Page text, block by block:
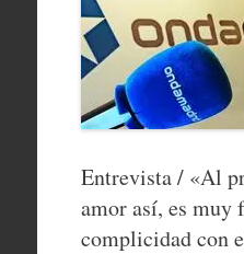
Entrevista / «Al
amor así, es muy
complicidad con